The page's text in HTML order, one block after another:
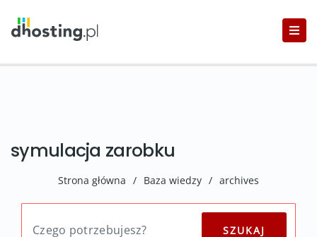
symulacja zarobku
Strona główna / Baza wiedzy / archives